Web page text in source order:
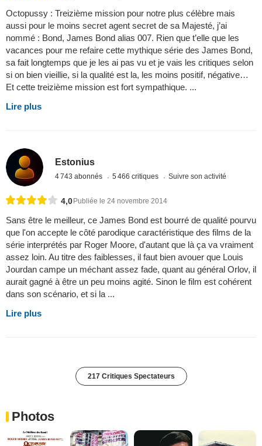
Octopussy : Treizième mission pour notre plus célèbre mais
aussi pour le moins secret agent secret de sa Majesté, j’ai
nommé : Bond, James Bond alias 007. Rien que t’elle que les
vacances pour me refaire cette mythique série des James Bond,
sa fait longtemps que je les ai pas vu et je vais les critiques selon
si on bien vieillie, si la qualité est la, les moins positif, négative…
Et cette treizième mission est fort sympathique. ...
Lire plus
Estonius
4 743 abonnés 5 466 critiques Suivre son activité
4,0Publiée le 24 novembre 2014
Sans être le meilleur, ce James Bond est bourré de qualité pourvu
que l'on accepte le côté parodique caractéristique des films de la
série interprétés par Roger Moore, d'autant que là ça va vraiment
assez loin. Au titre des faiblesses, il faut bien avouer que Louis
Jourdan campe un méchant assez fade, quant au général Orlov, il
aurait gagné à être un peu moins agité. Sinon le film est cohérent
dans son scénario, et si la ...
Lire plus
217 Critiques Spectateurs
Photos